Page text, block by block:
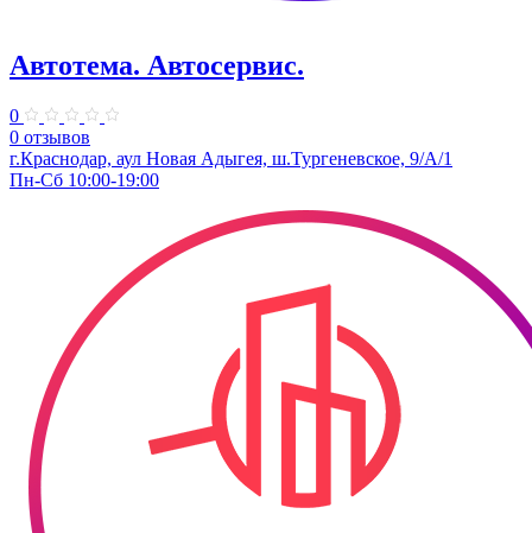
Автотема. Автосервис.
0
0 отзывов
г.Краснодар, аул Новая Адыгея, ш.Тургеневское, 9/А/1
Пн-Сб 10:00-19:00